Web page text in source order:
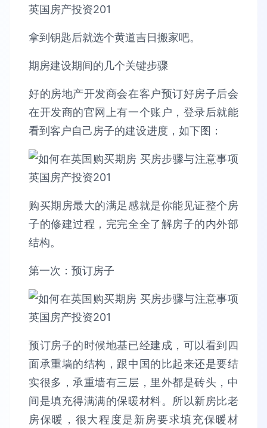
拿到钥匙后就选个黄道吉日搬家吧。
期房建设期间的几个关键步骤
好的房地产开发商会在客户预订好房子后会
在开发商的官网上有一个账户，登录后就能
看到客户自己房子的建设进度，如下图：
购买期房最大的满足感就是你能见证整个房
子的修建过程，完完全全了解房子的内外部
结构。
第一次：预订房子
预订房子的时候地基已经建成，可以看到四
面承重墙的结构，跟中国的比起来还是要结
实很多，承重墙有三层，里外都是砖头，中
间是填充得满满的保暖材料。所以新房比老
房保暖，很大程度是新房要求填充保暖材